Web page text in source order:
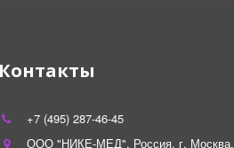
Контакты
+7 (495) 287-46-45
ООО "НИКЕ-МЕД", Россия, г. Москва,